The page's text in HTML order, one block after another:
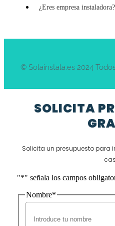
¿Eres empresa instaladora?
© Solainstala.es 2024
SOLICITA
Solicita un presupuesto para
"*" señala los campos
Nombre*